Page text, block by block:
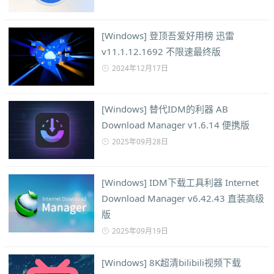
[Windows] 登顶吾爱好用榜 迅雷
v11.1.12.1692 不限速最终版
2024年12月17日
[Windows] 替代IDM的利器 AB
Download Manager v1.6.14 便携版
2025年09月28日
[Windows] IDM下载工具利器 Internet
Download Manager v6.42.43 直装高级
版
2025年09月19日
[Windows] 8K超清bilibili视频下载